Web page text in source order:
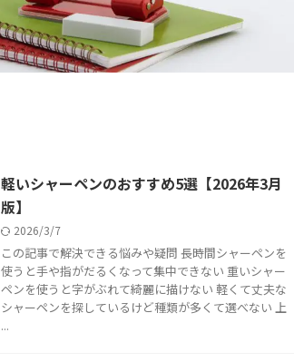
軽いシャーペンのおすすめ5選【2026年3月
版】
2026/3/7
この記事で解決できる悩みや疑問 長時間シャーペンを
使うと手や指がだるくなって集中できない 重いシャー
ペンを使うと字がぶれて綺麗に描けない 軽くて丈夫な
シャーペンを探しているけど種類が多くて選べない 上
...